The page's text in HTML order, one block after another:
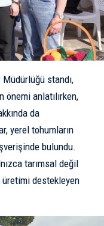
standı,
anlatılırken,
da
yerel tohumların
bulundu.
tarımsal değil
üretimi destekleyen